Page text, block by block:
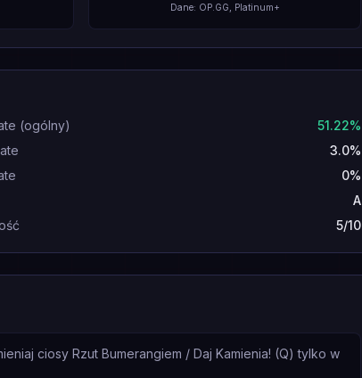
Dane: OP.GG, Platinum+
(ogólny)
51.22%
3.0%
0%
A
5/10
ciosy Rzut Bumerangiem / Daj Kamienia! (Q) tylko w